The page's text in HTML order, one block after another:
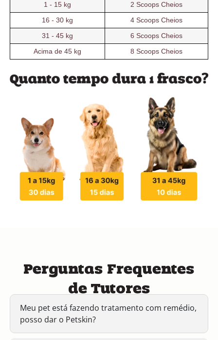
1 - 15 kg
2 Scoops Cheios
16 - 30 kg
4 Scoops Cheios
31 - 45 kg
6 Scoops Cheios
Acima de 45 kg
8 Scoops Cheios
Perguntas Frequentes
de Tutores
Meu pet está fazendo tratamento com remédio,
posso dar o Petskin?